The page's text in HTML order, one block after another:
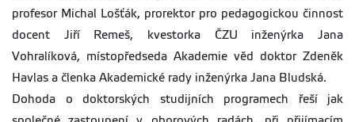
profesor Michal Lošťák, prorektor pro pedagogickou činnost
docent Jiří Remeš, kvestorka ČZU inženýrka Jana
Vohralíková, místopředseda Akademie věd doktor Zdeněk
Havlas a členka Akademické rady inženýrka Jana Bludská.
Dohoda o doktorských studijních programech řeší jak